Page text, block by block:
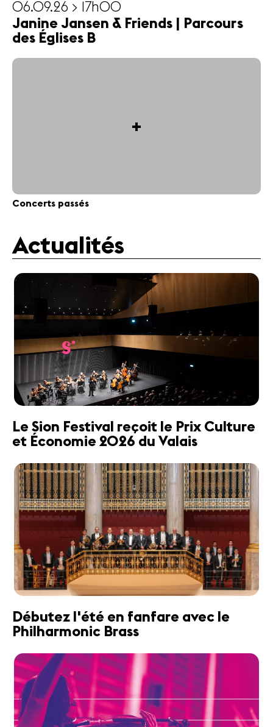
06.09.26 > 17h00
Janine Jansen & Friends | Parcours
des Églises B
+
Concerts passés
Actualités
Le Sion Festival reçoit le Prix Culture
et Économie 2026 du Valais
Débutez l'été en fanfare avec le
Philharmonic Brass